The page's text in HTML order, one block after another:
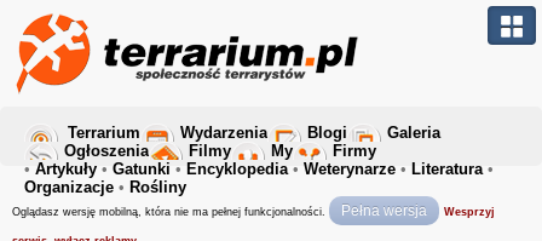
Terrarium Wydarzenia Blogi
Galeria
Ogłoszenia
Filmy My
Firmy
• Artykuły • Gatunki • Encyklopedia• Weterynarze • Literatura•
Organizacje • Rośliny
Oglądasz wersję mobilną, która nie ma pełnej funkcjonalności. Pełna wersja Wesprzyj